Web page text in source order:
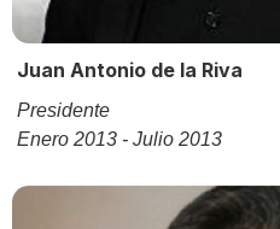
Juan Antonio de la Riva
Presidente
Enero 2013 - Julio 2013